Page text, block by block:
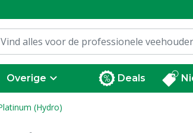
Overige Deals
(Hydro)